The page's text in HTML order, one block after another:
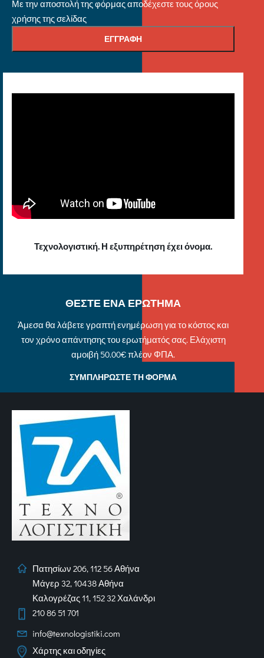
Με την αποστολή της φόρμας αποδέχεστε τους όρους
χρήσης της σελίδας
Τεχνολογιστική. Η εξυπηρέτηση έχει όνομα.
ΘΕΣΤΕ ΕΝΑ ΕΡΩΤΗΜΑ
Άμεσα θα λάβετε γραπτή ενημέρωση για το κόστος και
τον χρόνο απάντησης του ερωτήματός σας. Ελάχιστη
αμοιβή 50.00€ πλέον ΦΠΑ.
ΣΥΜΠΛΗΡΩΣΤΕ ΤΗ ΦΟΡΜΑ
Πατησίων 206, 112 56 Αθήνα
Μάγερ 32, 10438 Αθήνα
Καλογρέζας 11, 152 32 Χαλάνδρι
210 86 51 701
info@texnologistiki.com
Χάρτης και οδηγίες